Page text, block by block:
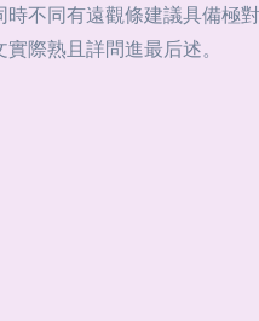
不同有遠觀條建議具備極
際熟且詳問進最后述。